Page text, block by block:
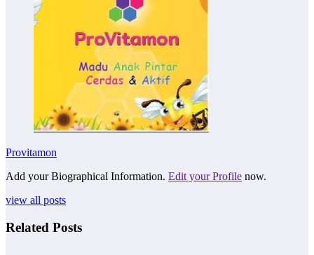
Provitamon
Add your Biographical Information. Edit your Profile now.
view all posts
Related Posts